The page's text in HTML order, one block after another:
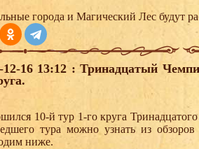
города и Магический Лес будут
12-16 13:12 : Тринадцатый
10-й тур 1-го круга
тура можно узнать из
ниже.